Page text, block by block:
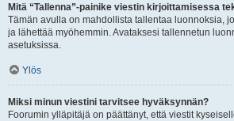
Mitä “Tallenna”-painike viestin kirjoittamisessa
Tämän avulla on mahdollista tallentaa luonnoksia,
ja lähettää myöhemmin. Avataksesi tallennetun
asetuksissa.
Ylös
Miksi minun viestini tarvitsee hyväksynnän?
Foorumin ylläpitäjä on päättänyt, että viestit